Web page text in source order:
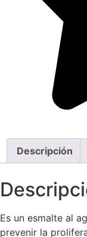
Descripción
Es un esmalte al
prevenir la